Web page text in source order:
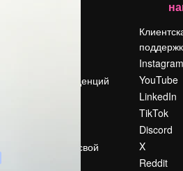
Поиск тенденций
Продайте свой
Instagram
YouTube
LinkedIn
TikTok
Discord
X
Reddit